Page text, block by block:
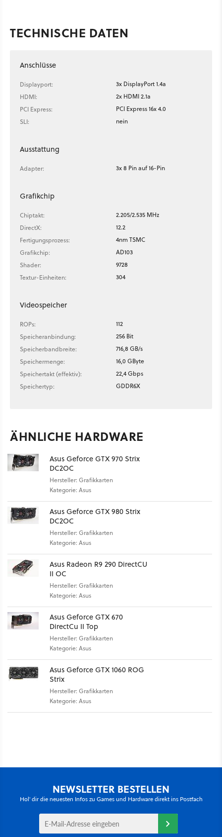
TECHNISCHE DATEN
Anschlüsse
Displayport:
3x DisplayPort 1.4a
HDMI:
2x HDMI 2.1a
PCI Express:
PCI Express 16x 4.0
SLI:
nein
Ausstattung
Adapter: 3x 8 Pin auf 16-Pin
Grafikchip
Chiptakt:
2.205/2.535 MHz
DirectX:
12.2
Fertigungsprozess:
4nm TSMC
Grafikchip:
AD103
Shader:
9728
Textur-Einheiten:
304
Videospeicher
ROPs:
112
Speicheranbindung:
256 Bit
Speicherbandbreite:
716,8 GB/s
Speichermenge:
16,0 GByte
Speichertakt (effektiv):
22,4 Gbps
Speichertyp:
GDDR6X
ÄHNLICHE HARDWARE
Asus Geforce GTX 970 Strix
DC2OC
Hersteller: Grafikkarten
Kategorie: Asus
Asus Geforce GTX 980 Strix
DC2OC
Hersteller: Grafikkarten
Kategorie: Asus
Asus Radeon R9 290 DirectCU
II OC
Hersteller: Grafikkarten
Kategorie: Asus
Asus Geforce GTX 670
DirectCu II Top
Hersteller: Grafikkarten
Kategorie: Asus
Asus Geforce GTX 1060 ROG
Strix
Hersteller: Grafikkarten
Kategorie: Asus
NEWSLETTER BESTELLEN
Hol' dir die neuesten Infos zu Games und Hardware direkt ins Postfach